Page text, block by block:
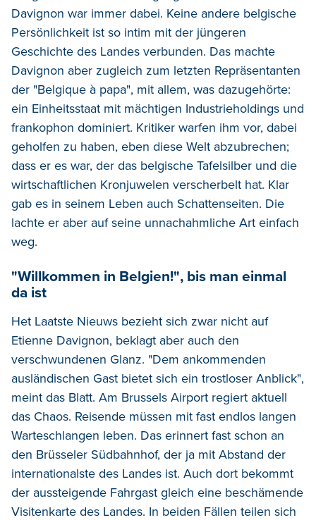
Davignon war immer dabei. Keine andere belgische
Persönlichkeit ist so intim mit der jüngeren
Geschichte des Landes verbunden. Das machte
Davignon aber zugleich zum letzten Repräsentanten
der "Belgique à papa", mit allem, was dazugehörte:
ein Einheitsstaat mit mächtigen Industrieholdings und
frankophon dominiert. Kritiker warfen ihm vor, dabei
geholfen zu haben, eben diese Welt abzubrechen;
dass er es war, der das belgische Tafelsilber und die
wirtschaftlichen Kronjuwelen verscherbelt hat. Klar
gab es in seinem Leben auch Schattenseiten. Die
lachte er aber auf seine unnachahmliche Art einfach
weg.
"Willkommen in Belgien!", bis man einmal
da ist
Het Laatste Nieuws bezieht sich zwar nicht auf
Etienne Davignon, beklagt aber auch den
verschwundenen Glanz. "Dem ankommenden
ausländischen Gast bietet sich ein trostloser Anblick",
meint das Blatt. Am Brussels Airport regiert aktuell
das Chaos. Reisende müssen mit fast endlos langen
Warteschlangen leben. Das erinnert fast schon an
den Brüsseler Südbahnhof, der ja mit Abstand der
internationalste des Landes ist. Auch dort bekommt
der aussteigende Fahrgast gleich eine beschämende
Visitenkarte des Landes. In beiden Fällen teilen sich